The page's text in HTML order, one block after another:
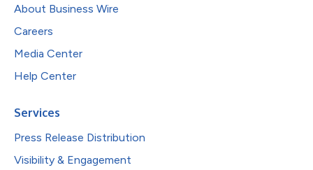
About Business Wire
Careers
Media Center
Help Center
Services
Press Release Distribution
Visibility & Engagement